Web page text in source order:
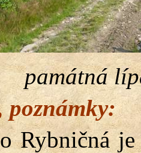
památná
poznámky:
Rybničnáje